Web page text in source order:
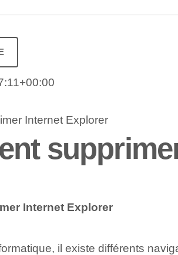
Internet Explorer
il existe différents